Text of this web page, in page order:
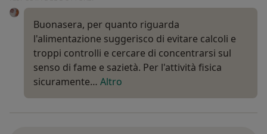
Buonasera, per quanto riguarda
l'alimentazione suggerisco di evitare calcoli e
troppi controlli e cercare di concentrarsi sul
senso di fame e sazietà. Per l'attività fisica
sicuramente… Altro